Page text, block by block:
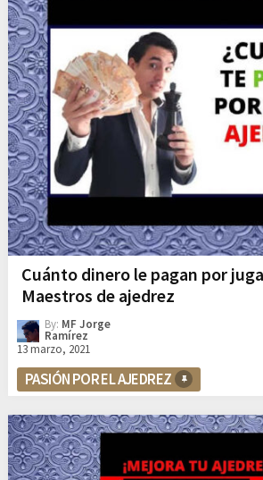
Cuánto dinero le pagan por
Maestros de ajedrez
By: MF Jorge
Ramírez
13 marzo, 2021
PASIÓN POR EL AJEDREZ